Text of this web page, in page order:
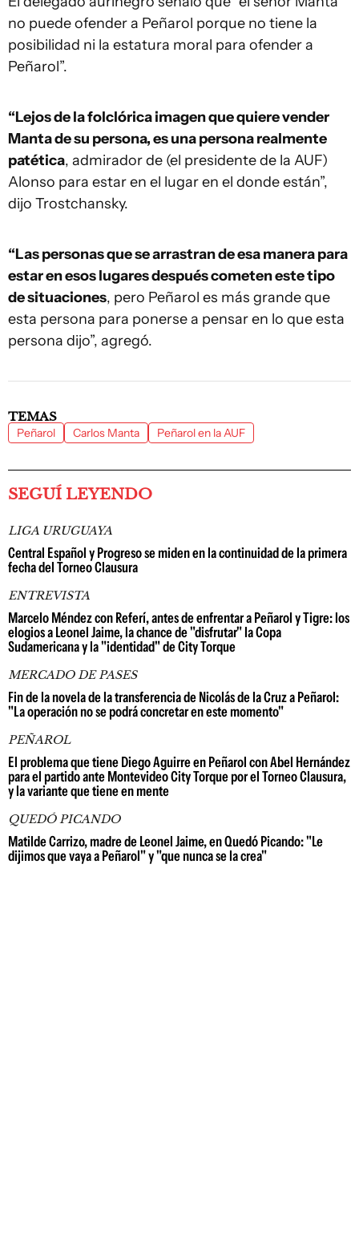
no puede ofender a Peñarol porque no tiene la
posibilidad ni la estatura moral para ofender a
Peñarol”.
“Lejos de la folclórica imagen que quiere vender
Manta de su persona, es una persona realmente
patética, admirador de (el presidente de la AUF)
Alonso para estar en el lugar en el donde están”,
dijo Trostchansky.
“Las personas que se arrastran de esa manera para
estar en esos lugares después cometen este tipo
de situaciones, pero Peñarol es más grande que
esta persona para ponerse a pensar en lo que esta
persona dijo”, agregó.
TEMAS
Peñarol Carlos Manta Peñarol en la AUF
SEGUÍ LEYENDO
LIGA URUGUAYA
Central Español y Progreso se miden en la continuidad de la primera
fecha del Torneo Clausura
ENTREVISTA
Marcelo Méndez con Referí, antes de enfrentar a Peñarol y Tigre: los
elogios a Leonel Jaime, la chance de "disfrutar" la Copa
Sudamericana y la "identidad" de City Torque
MERCADO DE PASES
Fin de la novela de la transferencia de Nicolás de la Cruz a Peñarol:
"La operación no se podrá concretar en este momento"
PEÑAROL
El problema que tiene Diego Aguirre en Peñarol con Abel Hernández
para el partido ante Montevideo City Torque por el Torneo Clausura,
y la variante que tiene en mente
QUEDÓ PICANDO
Matilde Carrizo, madre de Leonel Jaime, en Quedó Picando: "Le
dijimos que vaya a Peñarol" y "que nunca se la crea"